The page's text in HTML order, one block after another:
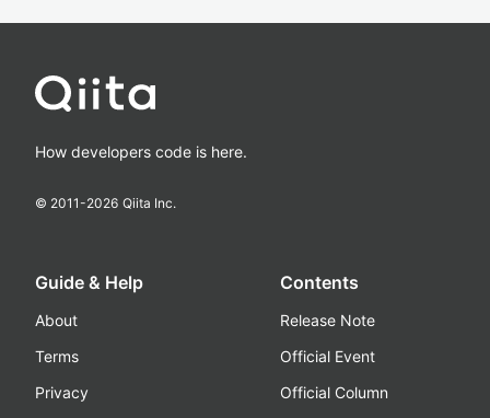
How developers code is here.
© 2011-2026 Qiita Inc.
Guide & Help
About
Terms
Privacy
Contents
Release Note
Official Event
Official Column